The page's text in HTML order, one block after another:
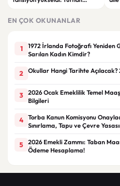
EN ÇOK OKUNANLAR
1
1972 İrlanda Fotoğrafı Yeniden
Sarılan Kadın Kimdir?
2 Okullar Hangi Tarihte Açılacak?
3
2026 Ocak Emeklilik Temel
Bilgileri
4
Torba Kanun Komisyonu
Sınırlama, Tapu ve Çevre
5
2026 Emekli Zammı: Taban
Ödeme Hesaplama!